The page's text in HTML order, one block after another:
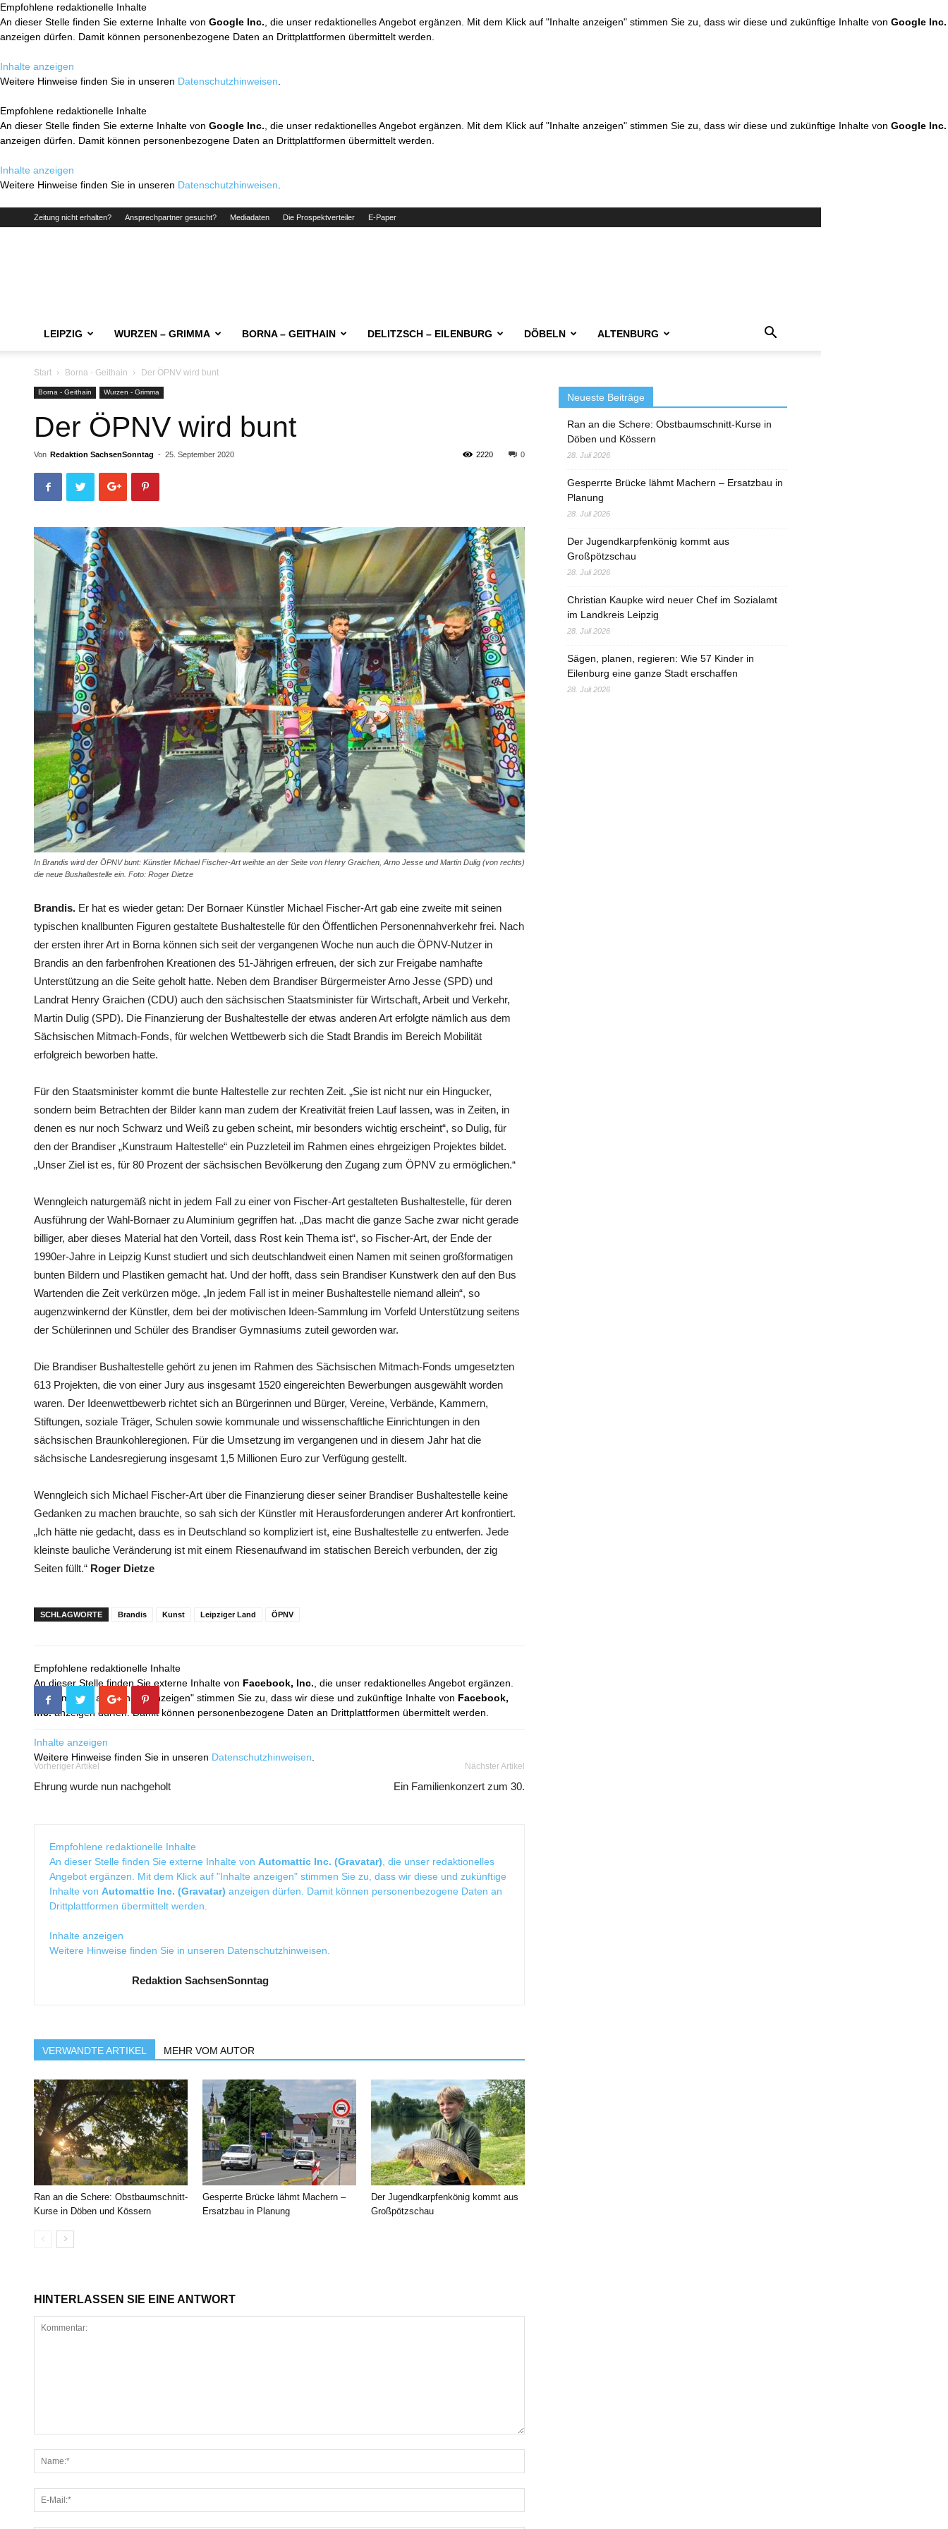
Empfohlene redaktionelle Inhalte
An dieser Stelle finden Sie externe Inhalte von Google Inc. , die unser redaktionelles Angebot ergänzen. Mit dem Klick auf "Inhalte anzeigen" stimmen Sie zu, dass wir diese und zukünftige Inhalte von Google Inc.
anzeigen dürfen. Damit können personenbezogene Daten an Drittplattformen übermittelt werden.
Inhalte anzeigen
Weitere Hinweise finden Sie in unseren Datenschutzhinweisen
Empfohlene redaktionelle Inhalte
An dieser Stelle finden Sie externe Inhalte von Google Inc. , die unser redaktionelles Angebot ergänzen. Mit dem Klick auf "Inhalte anzeigen" stimmen Sie zu, dass wir diese und zukünftige Inhalte von Google Inc.
anzeigen dürfen. Damit können personenbezogene Daten an Drittplattformen übermittelt werden.
Inhalte anzeigen
Weitere Hinweise finden Sie in unseren Datenschutzhinweisen
Zeitung nicht erhalten? Ansprechpartner gesucht? Mediadaten Die Prospektverteiler E-Paper
LEIPZIG WURZEN – GRIMMA BORNA – GEITHAIN DELITZSCH – EILENBURG DÖBELN ALTENBURG
Start Borna - Geithain Der ÖPNV wird bunt
Borna - Geithain Wurzen - Grimma
Der ÖPNV wird bunt
Von Redaktion SachsenSonntag - 25. September 2020 0
2220
In Brandis wird der ÖPNV bunt: Künstler Michael Fischer-Art weihte an der Seite von Henry Graichen, Arno Jesse und Martin Dulig (von rechts)
die neue Bushaltestelle ein. Foto: Roger Dietze
Brandis. Er hat es wieder getan: Der Bornaer Künstler Michael Fischer-Art gab eine zweite mit seinen
typischen knallbunten Figuren gestaltete Bushaltestelle für den Öffentlichen Personennahverkehr frei. Nach
der ersten ihrer Art in Borna können sich seit der vergangenen Woche nun auch die ÖPNV-Nutzer in
Brandis an den farbenfrohen Kreationen des 51-Jährigen erfreuen, der sich zur Freigabe namhafte
Unterstützung an die Seite geholt hatte. Neben dem Brandiser Bürgermeister Arno Jesse (SPD) und
Landrat Henry Graichen (CDU) auch den sächsischen Staatsminister für Wirtschaft, Arbeit und Verkehr,
Martin Dulig (SPD). Die Finanzierung der Bushaltestelle der etwas anderen Art erfolgte nämlich aus dem
Sächsischen Mitmach-Fonds, für welchen Wettbewerb sich die Stadt Brandis im Bereich Mobilität
erfolgreich beworben hatte.
Für den Staatsminister kommt die bunte Haltestelle zur rechten Zeit. „Sie ist nicht nur ein Hingucker,
sondern beim Betrachten der Bilder kann man zudem der Kreativität freien Lauf lassen, was in Zeiten, in
denen es nur noch Schwarz und Weiß zu geben scheint, mir besonders wichtig erscheint“, so Dulig, für
den der Brandiser „Kunstraum Haltestelle“ ein Puzzleteil im Rahmen eines ehrgeizigen Projektes bildet.
„Unser Ziel ist es, für 80 Prozent der sächsischen Bevölkerung den Zugang zum ÖPNV zu ermöglichen.“
Wenngleich naturgemäß nicht in jedem Fall zu einer von Fischer-Art gestalteten Bushaltestelle, für deren
Ausführung der Wahl-Bornaer zu Aluminium gegriffen hat. „Das macht die ganze Sache zwar nicht gerade
billiger, aber dieses Material hat den Vorteil, dass Rost kein Thema ist“, so Fischer-Art, der Ende der
1990er-Jahre in Leipzig Kunst studiert und sich deutschlandweit einen Namen mit seinen großformatigen
bunten Bildern und Plastiken gemacht hat. Und der hofft, dass sein Brandiser Kunstwerk den auf den Bus
Wartenden die Zeit verkürzen möge. „In jedem Fall ist in meiner Bushaltestelle niemand allein“, so
augenzwinkernd der Künstler, dem bei der motivischen Ideen-Sammlung im Vorfeld Unterstützung seitens
der Schülerinnen und Schüler des Brandiser Gymnasiums zuteil geworden war.
Die Brandiser Bushaltestelle gehört zu jenen im Rahmen des Sächsischen Mitmach-Fonds umgesetzten
613 Projekten, die von einer Jury aus insgesamt 1520 eingereichten Bewerbungen ausgewählt worden
waren. Der Ideenwettbewerb richtet sich an Bürgerinnen und Bürger, Vereine, Verbände, Kammern,
Stiftungen, soziale Träger, Schulen sowie kommunale und wissenschaftliche Einrichtungen in den
sächsischen Braunkohleregionen. Für die Umsetzung im vergangenen und in diesem Jahr hat die
sächsische Landesregierung insgesamt 1,5 Millionen Euro zur Verfügung gestellt.
Wenngleich sich Michael Fischer-Art über die Finanzierung dieser seiner Brandiser Bushaltestelle keine
Gedanken zu machen brauchte, so sah sich der Künstler mit Herausforderungen anderer Art konfrontiert.
„Ich hätte nie gedacht, dass es in Deutschland so kompliziert ist, eine Bushaltestelle zu entwerfen. Jede
kleinste bauliche Veränderung ist mit einem Riesenaufwand im statischen Bereich verbunden, der zig
Seiten füllt.“ Roger Dietze
SCHLAGWORTE Brandis Kunst Leipziger Land ÖPNV
Empfohlene redaktionelle Inhalte
An dieser Stelle finden Sie externe Inhalte von Facebook, Inc. , die unser redaktionelles Angebot ergänzen.
Mit dem Klick auf "Inhalte anzeigen" stimmen Sie zu, dass wir diese und zukünftige Inhalte von Facebook,
Inc.anzeigen dürfen. Damit können personenbezogene Daten an Drittplattformen übermittelt werden.
Inhalte anzeigen
Weitere Hinweise finden Sie in unseren Datenschutzhinweisen
Vorheriger Artikel
Ehrung wurde nun nachgeholt
Nächster Artikel
Ein Familienkonzert zum 30.
Empfohlene redaktionelle Inhalte
An dieser Stelle finden Sie externe Inhalte von Automattic Inc. (Gravatar) , die unser redaktionelles
Angebot ergänzen. Mit dem Klick auf "Inhalte anzeigen" stimmen Sie zu, dass wir diese und zukünftige
Inhalte von Automattic Inc. (Gravatar) anzeigen dürfen. Damit können personenbezogene Daten an
Drittplattformen übermittelt werden.
Inhalte anzeigen
Weitere Hinweise finden Sie in unseren Datenschutzhinweisen
Redaktion SachsenSonntag
VERWANDTE ARTIKEL MEHR VOM AUTOR
Ran an die Schere: Obstbaumschnitt-
Kurse in Döben und Kössern
Gesperrte Brücke lähmt Machern –
Ersatzbau in Planung
Der Jugendkarpfenkönig kommt aus
Großpötzschau
HINTERLASSEN SIE EINE ANTWORT
Neueste Beiträge
Ran an die Schere: Obstbaumschnitt-Kurse in
Döben und Kössern
28. Juli 2026
Gesperrte Brücke lähmt Machern – Ersatzbau in
Planung
28. Juli 2026
Der Jugendkarpfenkönig kommt aus
Großpötzschau
28. Juli 2026
Christian Kaupke wird neuer Chef im Sozialamt
im Landkreis Leipzig
28. Juli 2026
Sägen, planen, regieren: Wie 57 Kinder in
Eilenburg eine ganze Stadt erschaffen
28. Juli 2026